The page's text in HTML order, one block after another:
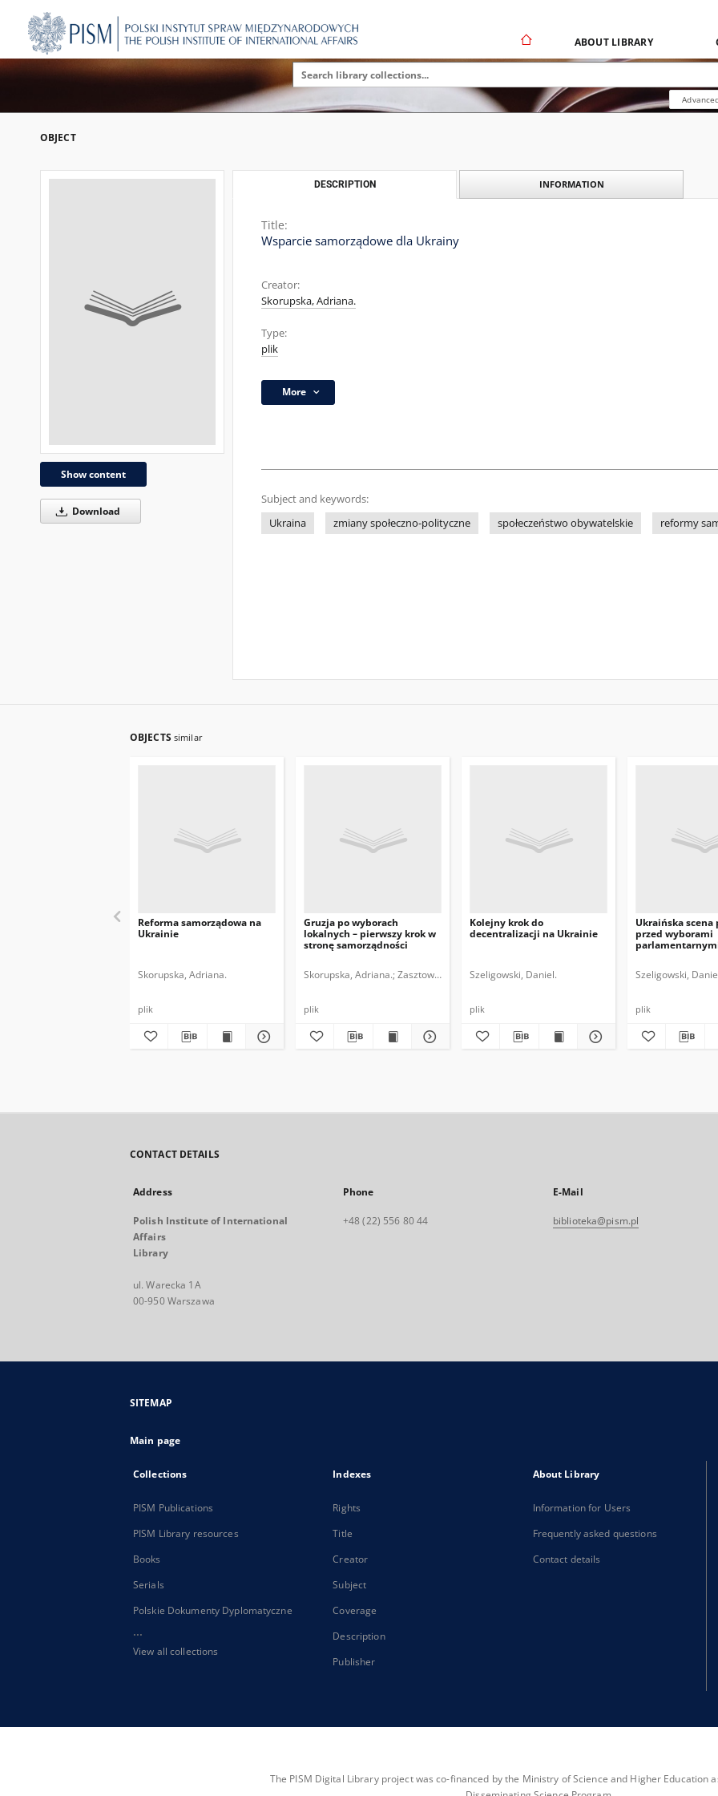
ABOUT LIBRARY
OBJECT
Show content
Download
DESCRIPTION INFORMATION
Title:
Wsparcie samorządowe dla Ukrainy
Creator:
Skorupska, Adriana.
Type:
plik
More
Subject and keywords:
Ukraina
zmiany społeczno-polityczne społeczeństwo obywatelskie reformy
OBJECTS similar
Reforma samorządowa na
Ukrainie
Skorupska, Adriana.
plik
Gruzja po wyborach
lokalnych – pierwszy krok w
stronę samorządności
Skorupska, Adriana. Zasztowt, Konrad.
plik
Kolejny krok do
decentralizacji na Ukrainie
Szeligowski, Daniel.
plik
Ukraińska
przed wyborami
Szeligowski,
plik
CONTACT DETAILS
Address
Polish Institute of International
Affairs
Library
ul. Warecka 1A
00-950 Warszawa
Phone
+48 (22) 556 80 44
E-Mail
biblioteka@pism.pl
SITEMAP
Main page
Collections
PISM Publications
PISM Library resources
Books
Serials
Polskie Dokumenty Dyplomatyczne
...
View all collections
Indexes
Rights
Title
Creator
Subject
Coverage
Description
Publisher
About Library
Information for Users
Frequently asked questions
Contact details
The PISM Digital Library project was co-financed by the Ministry of Science and Higher Education